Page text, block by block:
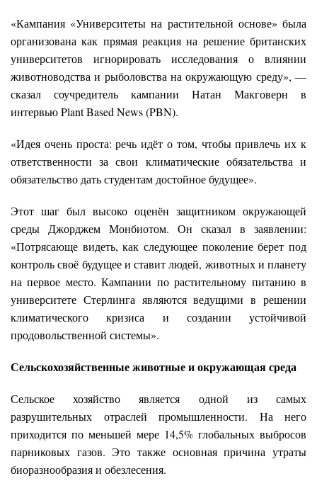
«Кампания «Университеты на растительной основе» была
организована как прямая реакция на решение британских
университетов игнорировать исследования о влиянии
животноводства и рыболовства на окружающую среду», —
сказал соучредитель кампании Натан Макговерн в
интервью Plant Based News (PBN).
«Идея очень проста: речь идёт о том, чтобы привлечь их к
ответственности за свои климатические обязательства и
обязательство дать студентам достойное будущее».
Этот шаг был высоко оценён защитником окружающей
среды Джорджем Монбиотом. Он сказал в заявлении:
«Потрясающе видеть, как следующее поколение берет под
контроль своё будущее и ставит людей, животных и планету
на первое место. Кампании по растительному питанию в
университете Стерлинга являются ведущими в решении
климатического кризиса и создании устойчивой
продовольственной системы».
Сельскохозяйственные животные и окружающая среда
Сельское хозяйство является одной из самых
разрушительных отраслей промышленности. На него
приходится по меньшей мере 14,5% глобальных выбросов
парниковых газов. Это также основная причина утраты
биоразнообразия и обезлесения.